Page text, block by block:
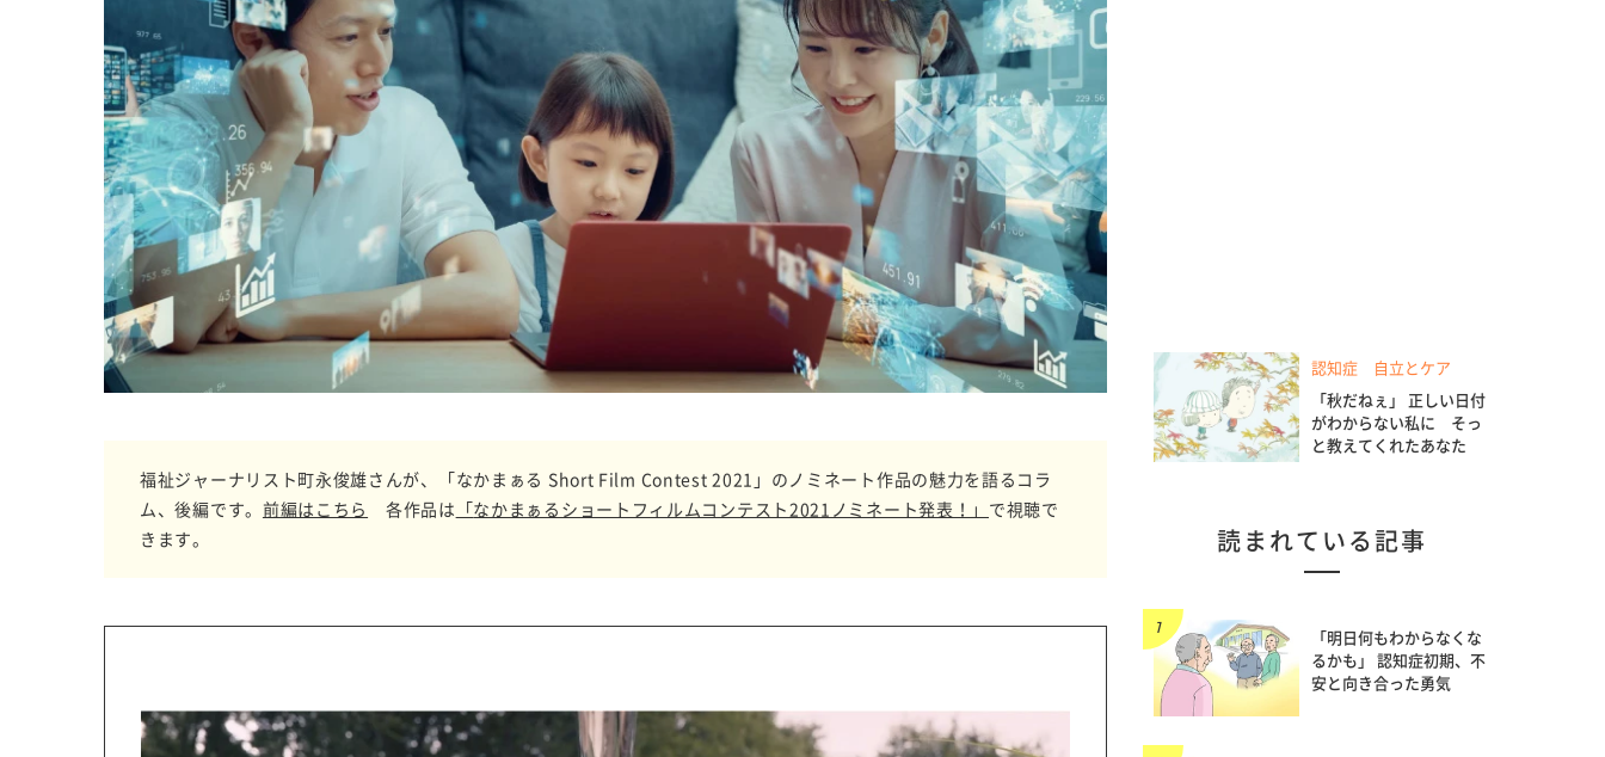
福祉ジャーナリスト町永俊雄さんが、「なかまぁる Short Film Contest 2021」のノミネート作品の魅力を語るコラ
ム、後編です。 前編はこちら 各作品は 「なかまぁるショートフィルムコンテスト2021ノミネート発表！」 で視聴で
きます。
認知症 自立とケア
「秋だねぇ」 正しい日付
がわからない私に そっ
と教えてくれたあなた
読まれている記事
「明日何もわからなくな
るかも」 認知症初期、不
安と向き合った勇気